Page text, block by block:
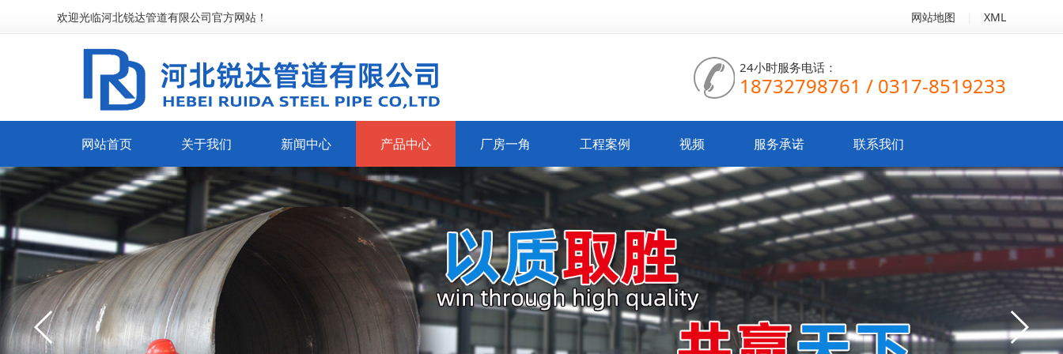
欢迎光临河北锐达管道有限公司官方网站！ 网站地图 XML
24小时服务电话：
18732798761 / 0317-8519233
网站首页 关于我们 新闻中心 产品中心 厂房一角 工程案例 视频 服务承诺 联系我们